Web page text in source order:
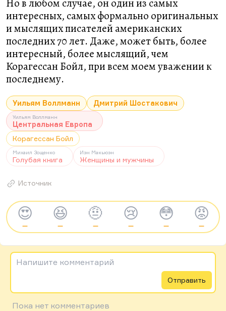
Но в любом случае, он один из самых
интересных, самых формально оригинальных
и мыслящих писателей американских
последних 70 лет. Даже, может быть, более
интересный, более мыслящий, чем
Корагессан Бойл, при всем моем уважении к
последнему.
Уильям Воллманн Дмитрий Шостакович
Уильям Воллманн
Центральная Европа
Корагессан Бойл
Михаил Зощенко
Голубая книга
Иэн Макьюэн
Женщины и мужчины
Источник
😍
—
😆
—
🤨
—
😢
—
😳
—
😡
—
Напишите комментарий
Отправить
Пока нет комментариев